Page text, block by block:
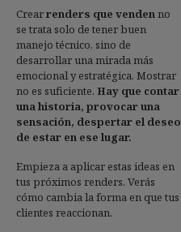
Crearrenders que vendenno
se trata solo de tener buen
manejo técnico, sino de
desarrollar una mirada más
emocional y estratégica. Mostrar
no es suficiente. Hay que contar
una historia, provocar una
sensación, despertar el deseo
de estar en ese lugar.
Empieza a aplicar estas ideas en
tus próximos renders. Verás
cómo cambia la forma en que tus
clientes reaccionan.